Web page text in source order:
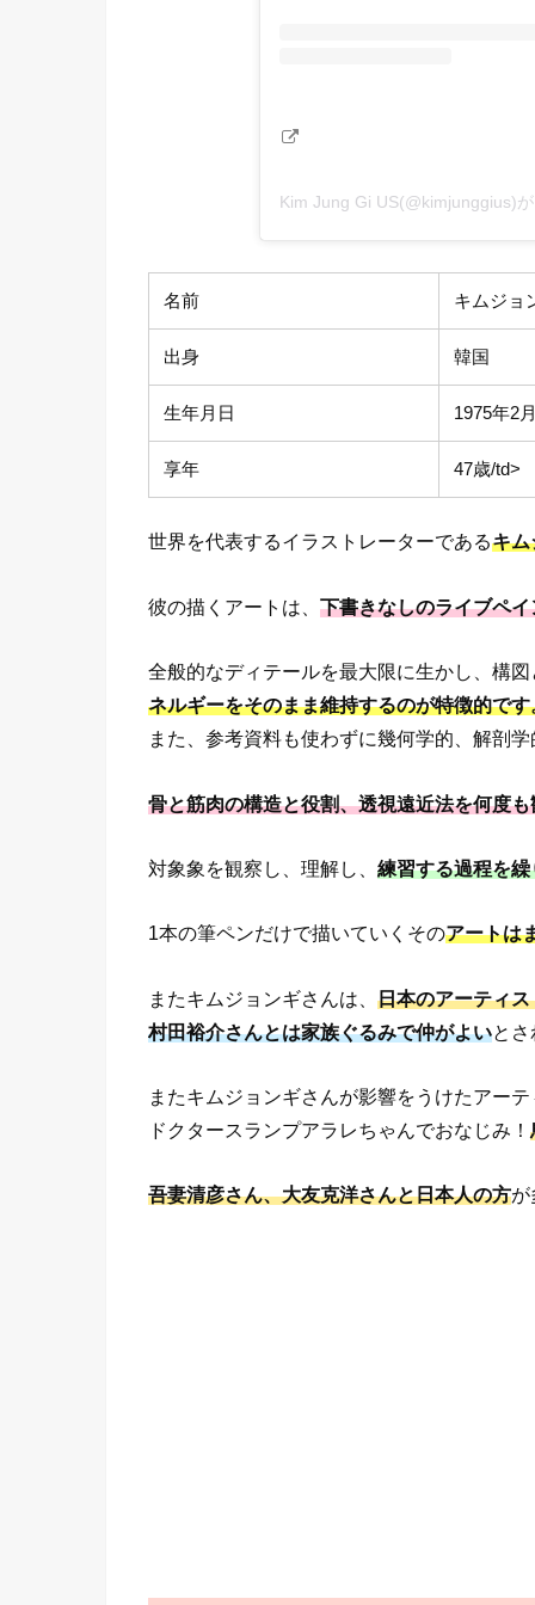
Kim Jung Gi US(@kimjunggius)
名前 キムジョ
出身 韓国
生年月日 1975年2
享年 47歳/td>
世界を代表するイラストレーターであるキム
彼の描くアートは、 下書きなしのライブペ
全般的なディテールを最大限に生かし、構
ネルギーをそのまま維持するのが特徴的です
また、参考資料も使わずに幾何学的、解剖
骨と筋肉の構造と役割、透視遠近法を何度
対象象を観察し、理解し、 練習する過程を
1本の筆ペンだけで描いていくそのアートは
またキムジョンギさんは、 日本のアーティ
村田裕介さんとは家族ぐるみで仲がよいと
またキムジョンギさんが影響をうけたアー
ドクタースランプアラレちゃんでおなじみ！
吾妻清彦さん、大友克洋さんと日本人の方が